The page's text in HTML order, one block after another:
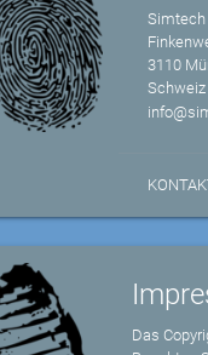
Simtech
3110
Schweiz
Das